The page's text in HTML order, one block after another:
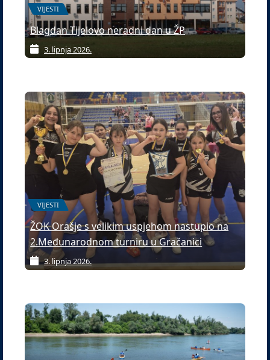
VIJESTI
Blagdan Tijelovo neradni dan u ŽP
3. lipnja 2026.
VIJESTI
ŽOK Orašje s velikim uspjehom nastupio na
2.Međunarodnom turniru u Gračanici
3. lipnja 2026.